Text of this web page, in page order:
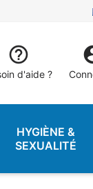

d'aide ?
HYGIÈNE &
SEXUALITÉ